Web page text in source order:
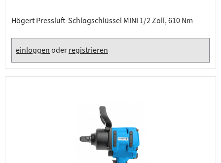
Högert Pressluft-Schlagschlüssel MINI 1/2 Zoll, 610 Nm
einloggenoderregistrieren